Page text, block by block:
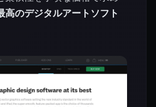
高のデジタルアートソフト